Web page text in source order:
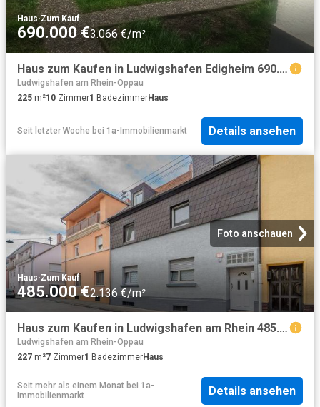
Haus·Zum Kauf
690.000 €3.066 €/m²
Haus zum Kaufen in Ludwigshafen Edigheim 690.000,00 EUR 225 m²
Ludwigshafen am Rhein-Oppau
225 m²10 Zimmer1 BadezimmerHaus
Seit letzter Woche bei 1a-Immobilienmarkt Details ansehen
Foto anschauen
Haus·Zum Kauf
485.000 €2.136 €/m²
Haus zum Kaufen in Ludwigshafen am Rhein 485.000,00 EUR 227.5 m²
Ludwigshafen am Rhein-Oppau
227 m²7 Zimmer1 BadezimmerHaus
Seit mehr als einem Monat bei 1a-
Immobilienmarkt
Details ansehen